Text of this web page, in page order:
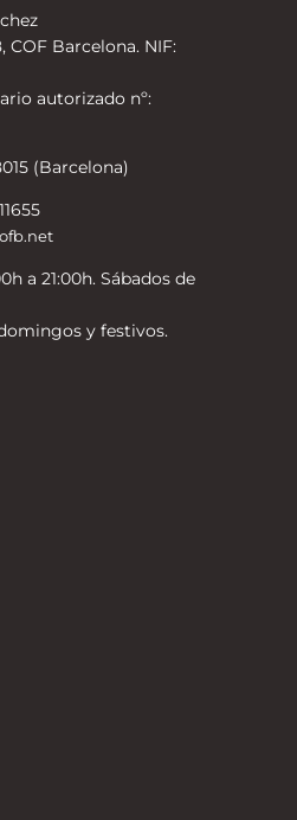
COF Barcelona. NIF:
autorizado nº:
(Barcelona)
a 21:00h. Sábados de
y festivos.